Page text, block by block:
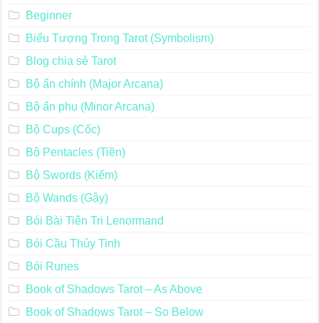
Beginner
Biểu Tượng Trong Tarot (Symbolism)
Blog chia sẻ Tarot
Bộ ẩn chính (Major Arcana)
Bộ ẩn phụ (Minor Arcana)
Bộ Cups (Cốc)
Bộ Pentacles (Tiền)
Bộ Swords (Kiếm)
Bộ Wands (Gậy)
Bói Bài Tiên Tri Lenormand
Bói Cầu Thủy Tinh
Bói Runes
Book of Shadows Tarot – As Above
Book of Shadows Tarot – So Below